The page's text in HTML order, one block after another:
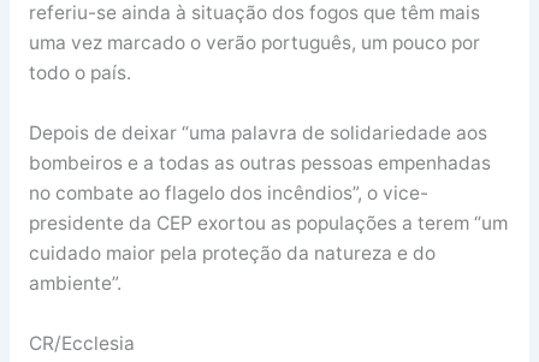
referiu-se ainda à situação dos fogos que têm mais
uma vez marcado o verão português, um pouco por
todo o país.
Depois de deixar “uma palavra de solidariedade aos
bombeiros e a todas as outras pessoas empenhadas
no combate ao flagelo dos incêndios”, o vice-
presidente da CEP exortou as populações a terem “um
cuidado maior pela proteção da natureza e do
ambiente”.
CR/Ecclesia